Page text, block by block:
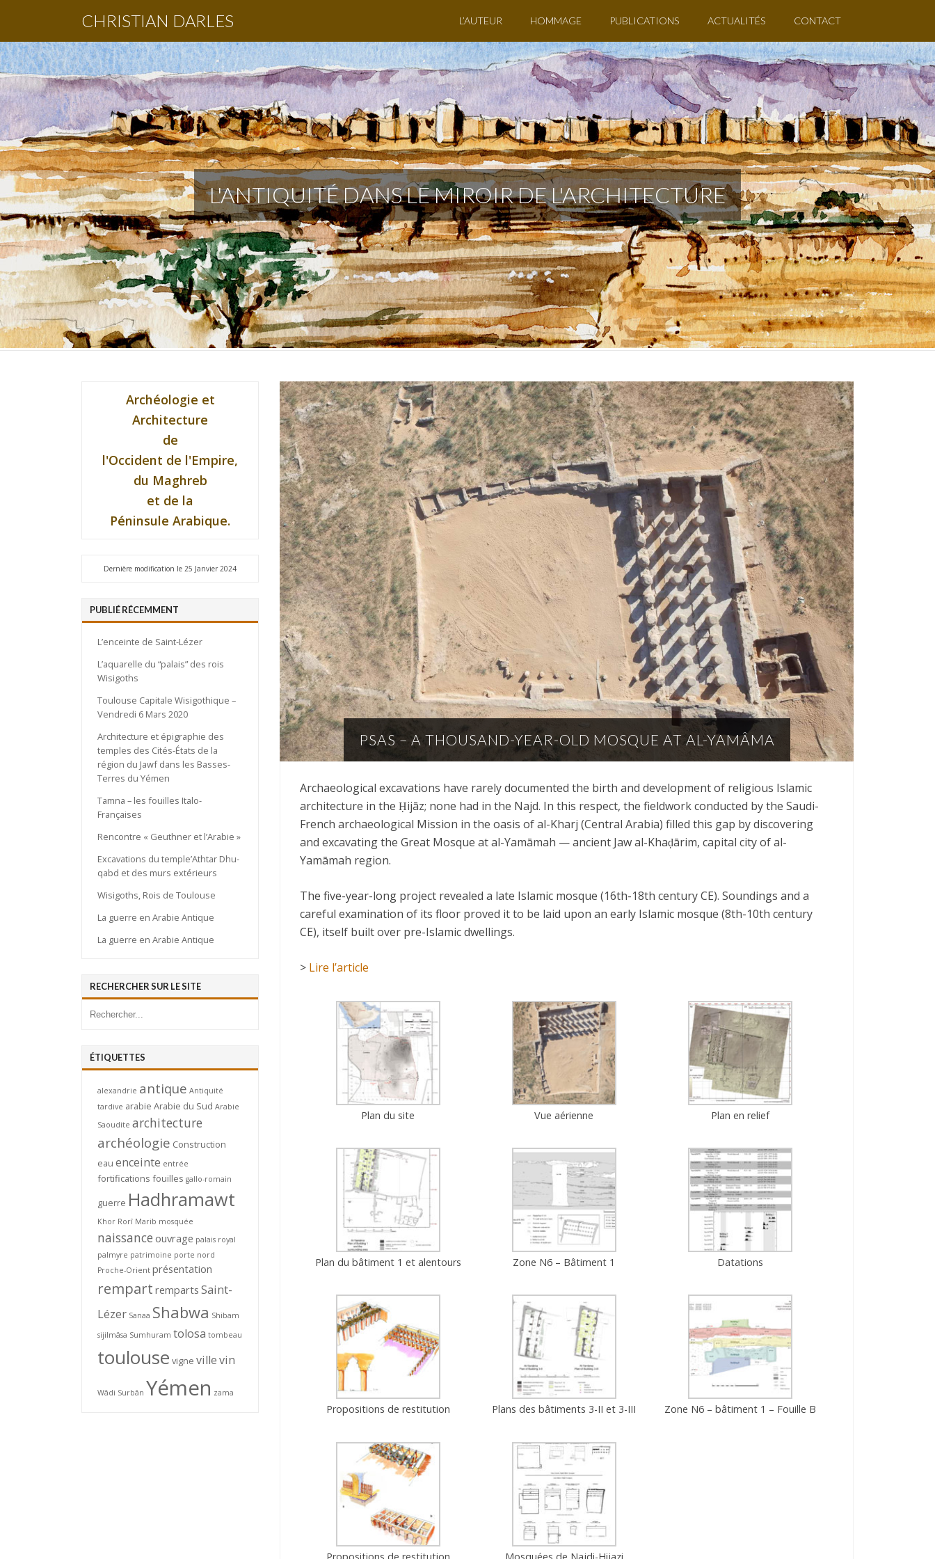
CHRISTIAN DARLES L’AUTEUR HOMMAGE PUBLICATIONS ACTUALITÉS CONTACT
L'ANTIQUITÉ DANS LE MIROIR DE L'ARCHITECTURE
PSAS – A THOUSAND-YEAR-OLD MOSQUE AT AL-YAMÂMA
Archaeological excavations have rarely documented the birth and development of religious Islamic
architecture in the Ḥijāz; none had in the Najd. In this respect, the fieldwork conducted by the Saudi-
French archaeological Mission in the oasis of al-Kharj (Central Arabia) filled this gap by discovering
and excavating the Great Mosque at al-Yamāmah — ancient Jaw al-Khaḍārim, capital city of al-
Yamāmah region.
The five-year-long project revealed a late Islamic mosque (16th-18th century CE). Soundings and a
careful examination of its floor proved it to be laid upon an early Islamic mosque (8th-10th century
CE), itself built over pre-Islamic dwellings.
> Lire l’article
Plan du site Vue aérienne Plan en relief
Plan du bâtiment 1 et alentours Zone N6 – Bâtiment 1 Datations
Propositions de restitution Plans des bâtiments 3-II et 3-III Zone N6 – bâtiment 1 – Fouille B
Propositions de restitution Mosquées de Najdi-Hijazi
Archéologie et
Architecture
de
l'Occident de l'Empire,
du Maghreb
et de la
Péninsule Arabique.
Dernière modification le 25 Janvier 2024
PUBLIÉ RÉCEMMENT
L’enceinte de Saint-Lézer
L’aquarelle du “palais” des rois
Wisigoths
Toulouse Capitale Wisigothique –
Vendredi 6 Mars 2020
Architecture et épigraphie des
temples des Cités-États de la
région du Jawf dans les Basses-
Terres du Yémen
Tamna – les fouilles Italo-
Françaises
Rencontre « Geuthner et l’Arabie »
Excavations du temple’Athtar Dhu-
qabd et des murs extérieurs
Wisigoths, Rois de Toulouse
La guerre en Arabie Antique
La guerre en Arabie Antique
RECHERCHER SUR LE SITE
ÉTIQUETTES
alexandrie antique Antiquité
tardive arabie Arabie du Sud Arabie
Saoudite architecture
archéologie Construction
eau enceinte entrée
fortifications fouilles gallo-romain
guerre Hadhramawt
Khor Rorî Marib mosquée
naissance ouvrage palais royal
palmyre patrimoine porte nord
Proche-Orient présentation
rempart remparts Saint-
Lézer Sanaa Shabwa Shibam
sijilmâsa Sumhuram tolosa tombeau
toulouse vigne villevin
Wâdi Surbân Yémen zama